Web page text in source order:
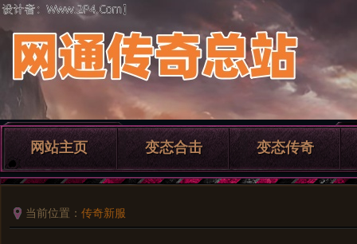
网站主页 变态合击 变态传奇
当前位置： 传奇新服